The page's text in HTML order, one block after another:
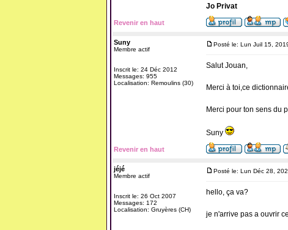
Jo Privat
Revenir en haut
Suny
Membre actif
Inscrit le: 24 Déc 2012
Messages: 955
Localisation: Remoulins (30)
Posté le: Lun Juil 15,
Salut Jouan,
Merci à toi,ce
Merci pour ton sens du
Suny
Revenir en haut
jéjé
Membre actif
Inscrit le: 26 Oct 2007
Messages: 172
Localisation: Gruyères (CH)
Posté le: Lun Déc 28,
hello, ça va?
je n'arrive pas a ouvrir